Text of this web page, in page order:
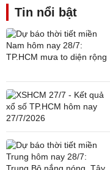
Tin nổi bật